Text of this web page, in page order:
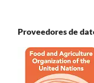
Proveedores de